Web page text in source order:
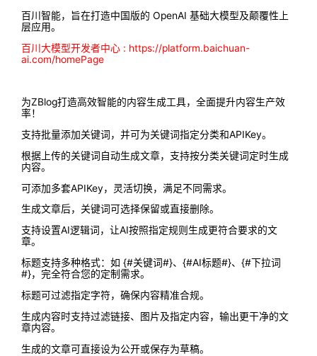
百川智能，旨在打造中国版的 OpenAI 基础大模型及颠覆性上
层应用。
百川大模型开发者中心 : https://platform.baichuan-
ai.com/homePage
为ZBlog打造高效智能的内容生成工具，全面提升内容生产效
率！
支持批量添加关键词，并可为关键词指定分类和APIKey。
根据上传的关键词自动生成文章，支持按分类关键词定时生成
内容。
可添加多套APIKey，灵活切换，满足不同需求。
生成文章后，关键词可选择保留或直接删除。
支持设置AI逻辑词，让AI按照指定规则生成更符合要求的文
章。
标题支持多种格式：如 {#关键词#}、{#AI标题#}、{#下拉词
#}，完全符合您的定制需求。
标题可过滤指定字符，确保内容精准合规。
生成内容时支持过滤链接、图片及指定内容，输出更干净的文
章内容。
生成的文章可直接设为公开或保存为草稿。